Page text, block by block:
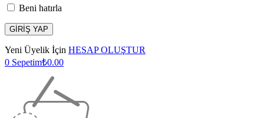
Beni hatırla
Yeni Üyelik İçin HESAP OLUŞTUR
0 Sepetim₺0.00